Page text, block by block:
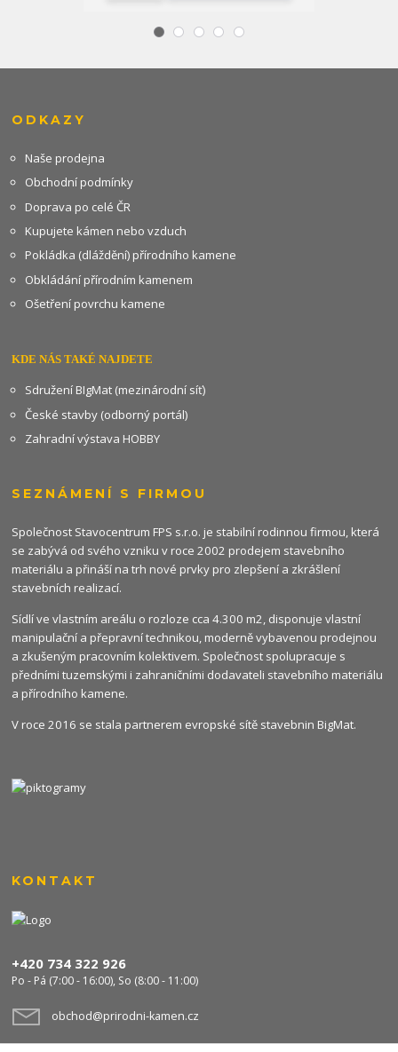
ODKAZY
Naše prodejna
Obchodní podmínky
Doprava po celé ČR
Kupujete kámen nebo vzduch
Pokládka (dláždění) přírodního kamene
Obkládání přírodním kamenem
Ošetření povrchu kamene
KDE NÁS TAKÉ NAJDETE
Sdružení BIgMat (mezinárodní síť)
České stavby (odborný portál)
Zahradní výstava HOBBY
SEZNÁMENÍ S FIRMOU
Společnost Stavocentrum FPS s.r.o. je stabilní rodinnou firmou, která
se zabývá od svého vzniku v roce 2002 prodejem stavebního
materiálu a přináší na trh nové prvky pro zlepšení a zkrášlení
stavebních realizací.
Sídlí ve vlastním areálu o rozloze cca 4.300 m2, disponuje vlastní
manipulační a přepravní technikou, moderně vybavenou prodejnou
a zkušeným pracovním kolektivem. Společnost spolupracuje s
předními tuzemskými i zahraničními dodavateli stavebního materiálu
a přírodního kamene.
V roce 2016 se stala partnerem evropské sítě stavebnin BigMat.
KONTAKT
+420 734 322 926
Po - Pá (7:00 - 16:00), So (8:00 - 11:00)
obchod@prirodni-kamen.cz